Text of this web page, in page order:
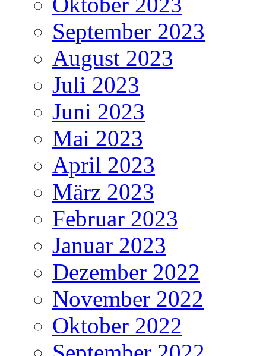
September 2023
August 2023
Juli 2023
Juni 2023
Mai 2023
April 2023
März 2023
Februar 2023
Januar 2023
Dezember 2022
November 2022
Oktober 2022